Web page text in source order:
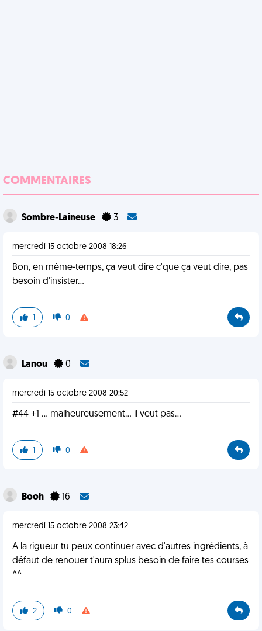
COMMENTAIRES
Sombre-Laineuse 3
mercredi 15 octobre 2008 18:26
Bon, en même-temps, ça veut dire c'que ça veut dire, pas
besoin d'insister...
1 0
Lanou 0
mercredi 15 octobre 2008 20:52
#44 +1 ... malheureusement... il veut pas...
1 0
Booh 16
mercredi 15 octobre 2008 23:42
A la rigueur tu peux continuer avec d'autres ingrédients, à
défaut de renouer t'aura splus besoin de faire tes courses
^^
2 0